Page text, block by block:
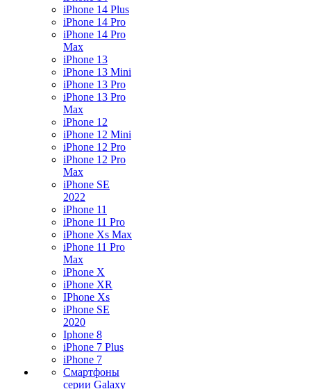
iPhone 14 Plus
iPhone 14 Pro
iPhone 14 Pro
Max
iPhone 13
iPhone 13 Mini
iPhone 13 Pro
iPhone 13 Pro
Max
iPhone 12
iPhone 12 Mini
iPhone 12 Pro
iPhone 12 Pro
Max
iPhone SE
2022
iPhone 11
iPhone 11 Pro
iPhone Xs Max
iPhone 11 Pro
Max
iPhone X
iPhone XR
IPhone Xs
iPhone SE
2020
Iphone 8
iPhone 7 Plus
iPhone 7
Смартфоны
серии Galaxy